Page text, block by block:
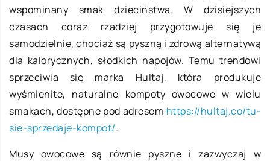
wspominany smak dzieciństwa. W dzisiejszych
czasach coraz rzadziej przygotowuje się je
samodzielnie, chociaż są pyszną i zdrową alternatywą
dla kalorycznych, słodkich napojów. Temu trendowi
sprzeciwia się marka Hultaj, która produkuje
wyśmienite, naturalne kompoty owocowe w wielu
smakach, dostępne pod adresem https://hultaj.co/tu-
sie-sprzedaje-kompot/.
Musy owocowe są równie pyszne i zazwyczaj w